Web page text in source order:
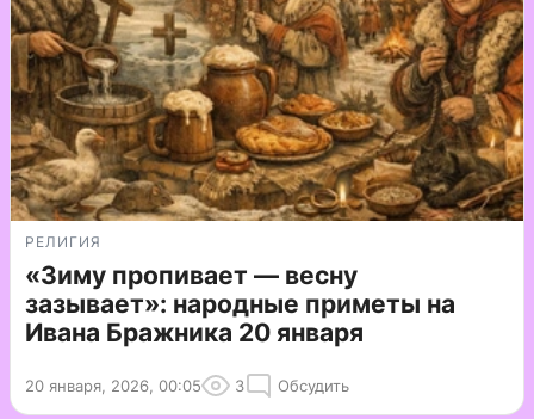
РЕЛИГИЯ
«Зиму пропивает — весну
зазывает»: народные приметы на
Ивана Бражника 20 января
20 января, 2026, 00:05 3 Обсудить